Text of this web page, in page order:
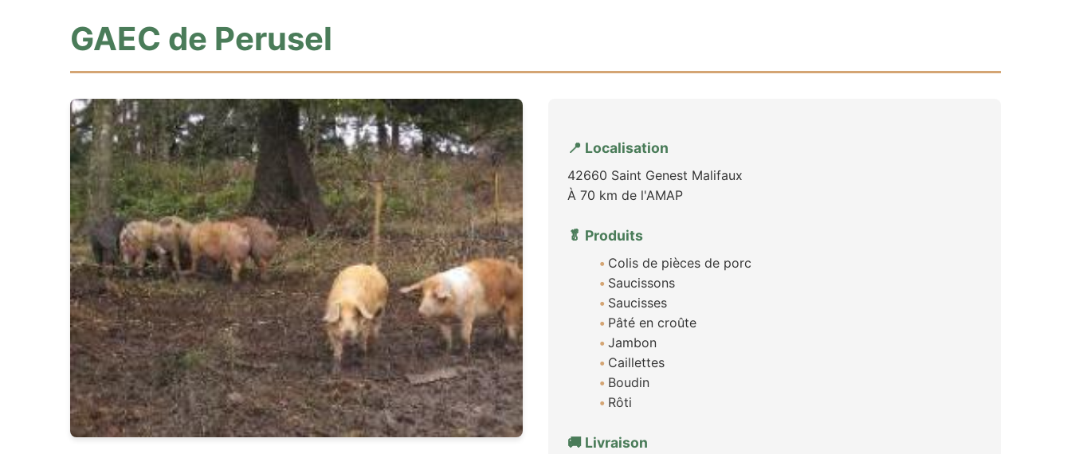
GAEC de Perusel
📍 Localisation
42660 Saint Genest Malifaux
À 70 km de l'AMAP
🥬 Produits
Colis de pièces de porc
Saucissons
Saucisses
Pâté en croûte
Jambon
Caillettes
Boudin
Rôti
🚚 Livraison